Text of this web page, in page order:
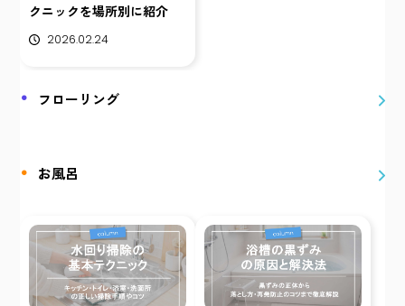
クニックを場所別に紹介
2026.02.24
フローリング
お風呂